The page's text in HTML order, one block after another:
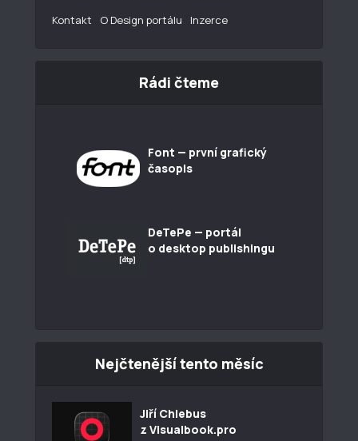
Kontakt O Design portálu Inzerce
Rádi čteme
Font — první grafický
časopis
DeTePe — portál
o desktop publishingu
Nejčtenější tento měsíc
Jiří Chlebus
z Visualbook.pro